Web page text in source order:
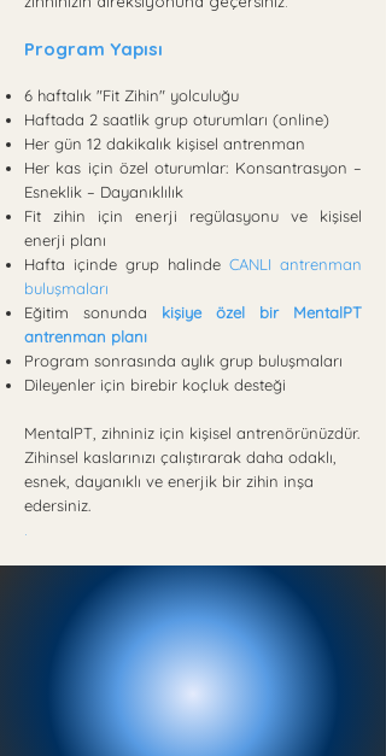
Program Yapısı
6 haftalık "Fit Zihin" yolculuğu
Haftada 2 saatlik grup oturumları (online)
Her gün 12 dakikalık kişisel antrenman
Her kas için özel oturumlar: Konsantrasyon –
Esneklik – Dayanıklılık
Fit zihin için enerji regülasyonu ve kişisel
enerji planı
Hafta içinde grup halinde CANLI antrenman
buluşmaları
Eğitim sonunda kişiye özel bir MentalPT
antrenman planı
Program sonrasında aylık grup buluşmaları
Dileyenler için birebir koçluk desteği
MentalPT, zihniniz için kişisel antrenörünüzdür.
Zihinsel kaslarınızı çalıştırarak daha odaklı,
esnek, dayanıklı ve enerjik bir zihin inşa
edersiniz.